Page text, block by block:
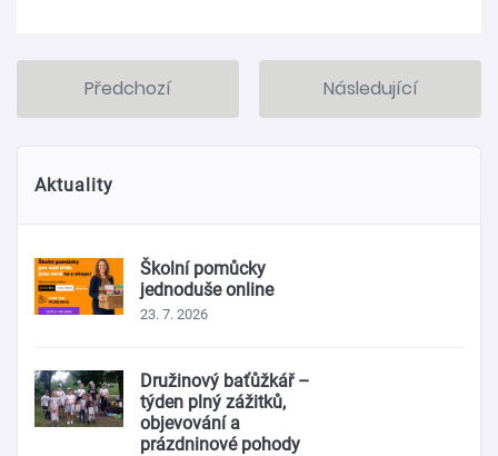
Předchozí Následující
Aktuality
Školní pomůcky
jednoduše online
23. 7. 2026
Družinový baťůžkář –
týden plný zážitků,
objevování a
prázdninové pohody